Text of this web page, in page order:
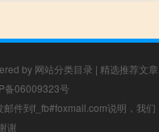
by 网站分类目录 | 精选推荐文章
备06009323号
件到f_fb#foxmail.com说明，我们
谢